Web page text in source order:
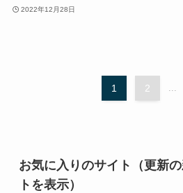
2022年12月28日
1 2
お気に入りのサイト（更新
トを表示）